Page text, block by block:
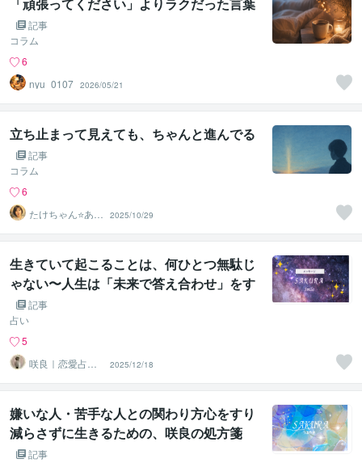
記事
コラム
6
nyu_0107 2026/05/21
立ち止まって見えても、ちゃんと進んでる
記事
コラム
6
たけちゃん⭐あな
たの魅力を見つ
ける対話人
2025/10/29
生きていて起こることは、何ひとつ無駄じ
ゃない〜人生は「未来で答え合わせ」をす
る旅〜
記事
占い
5
咲良｜恋愛占い
心導師
2025/12/18
嫌いな人・苦手な人との関わり方心をすり
減らさずに生きるための、咲良の処方箋
記事